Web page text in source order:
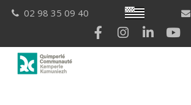
Breton
02 98 35 09 40
Lien vers le compte
Lien vers le
Lien